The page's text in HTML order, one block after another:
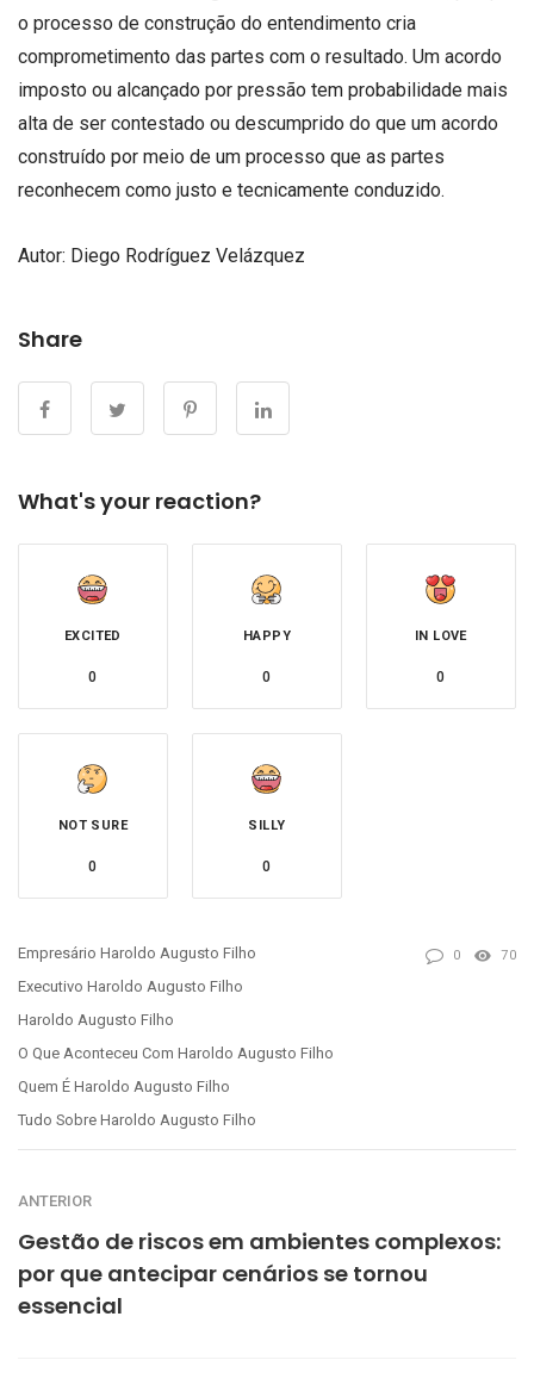
o processo de construção do entendimento cria
comprometimento das partes com o resultado. Um acordo
imposto ou alcançado por pressão tem probabilidade mais
alta de ser contestado ou descumprido do que um acordo
construído por meio de um processo que as partes
reconhecem como justo e tecnicamente conduzido.
Autor: Diego Rodríguez Velázquez
Share
What's your reaction?
EXCITED
0
HAPPY
0
IN LOVE
0
NOT SURE
0
SILLY
0
Empresário Haroldo Augusto Filho
Executivo Haroldo Augusto Filho
Haroldo Augusto Filho
O Que Aconteceu Com Haroldo Augusto Filho
Quem É Haroldo Augusto Filho
Tudo Sobre Haroldo Augusto Filho
0 70
ANTERIOR
Gestão de riscos em ambientes complexos:
por que antecipar cenários se tornou
essencial